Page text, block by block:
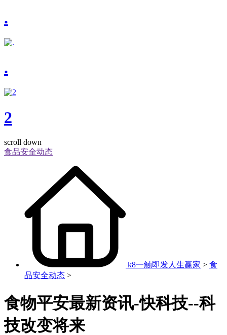
.
.
2
scroll down
食品安全动态
k8一触即发人生赢家 > 食
品安全动态 >
食物平安最新资讯-快科技--科
技改变将来